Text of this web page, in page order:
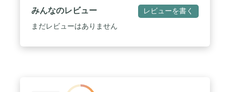
みんなのレビュー レビューを書く
まだレビューはありません